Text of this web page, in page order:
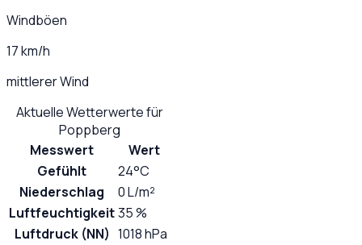
Windböen
17 km/h
mittlerer Wind
Aktuelle Wetterwerte für
Poppberg
Messwert
Wert
Gefühlt
24°C
Niederschlag
0 L/m²
Luftfeuchtigkeit35 %
Luftdruck (NN) 1018 hPa